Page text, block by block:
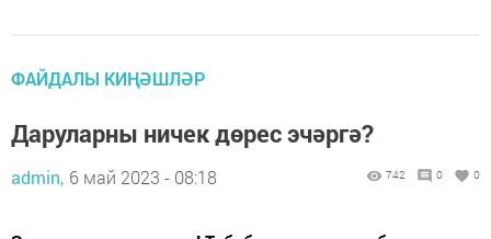
ФАЙДАЛЫ КИҢӘШЛӘР
Даруларны ничек дөрес эчәргә?
admin, 6 май 2023 - 08:18 742 0 0